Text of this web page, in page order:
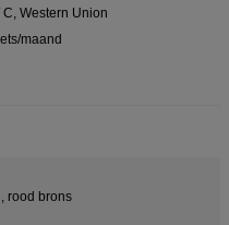
C, Western Union
maand
rood brons